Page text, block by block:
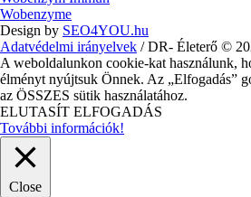
Wobenzyme
Design by SEO4YOU.hu
Adatvédelmi irányelvek / DR- Életerő ©
A weboldalunkon cookie-kat használunk,
élményt nyújtsuk Önnek. Az „Elfogadás”
az ÖSSZES sütik használatához.
ELUTASÍT ELFOGADÁS
További információk!
Close